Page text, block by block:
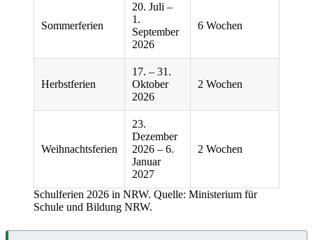
Sommerferien
20. Juli –
1.
September
2026
6 Wochen
Herbstferien
17. – 31.
Oktober
2026
2 Wochen
Weihnachtsferien
23.
Dezember
2026 – 6.
Januar
2027
2 Wochen
Schulferien 2026 in NRW. Quelle: Ministerium für
Schule und Bildung NRW.